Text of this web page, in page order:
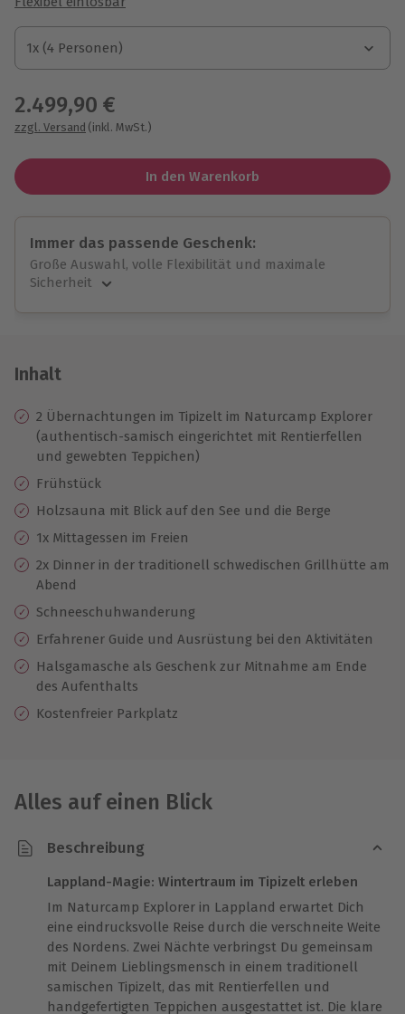
1x (4 Personen)
1x (4 Personen)
1x (4 Personen)
2.499,90 €
zzgl. Versand (inkl. MwSt.)
In den Warenkorb
Immer das passende Geschenk:
Große Auswahl, volle Flexibilität und maximale
Sicherheit
Jeder Gutschein für alle Erlebnisse einlösbar.
10 Jahre gültig & verlängerbar.
Inhalt
2 Übernachtungen im Tipizelt im Naturcamp Explorer
(authentisch-samisch eingerichtet mit Rentierfellen
und gewebten Teppichen)
Frühstück
Holzsauna mit Blick auf den See und die Berge
1x Mittagessen im Freien
2x Dinner in der traditionell schwedischen Grillhütte am
Abend
Schneeschuhwanderung
Erfahrener Guide und Ausrüstung bei den Aktivitäten
Halsgamasche als Geschenk zur Mitnahme am Ende
des Aufenthalts
Kostenfreier Parkplatz
Alles auf einen Blick
Beschreibung
Lappland-Magie: Wintertraum im Tipizelt erleben
Im Naturcamp Explorer in Lappland erwartet Dich
eine eindrucksvolle Reise durch die verschneite Weite
des Nordens. Zwei Nächte verbringst Du gemeinsam
mit Deinem Lieblingsmensch in einem traditionell
samischen Tipizelt, das mit Rentierfellen und
handgefertigten Teppichen ausgestattet ist. Die klare